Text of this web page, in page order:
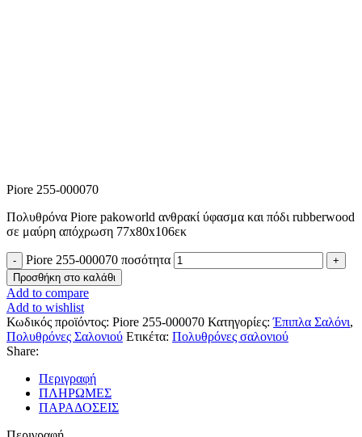
Piore 255-000070
Πολυθρόνα Piore pakoworld ανθρακί ύφασμα και πόδι rubberwood
σε μαύρη απόχρωση 77x80x106εκ
Piore 255-000070 ποσότητα
Προσθήκη στο καλάθι
Add to compare
Add to wishlist
Κωδικός προϊόντος: Piore 255-000070 Κατηγορίες: Έπιπλα Σαλόνι,
Πολυθρόνες Σαλονιού Ετικέτα: Πολυθρόνες σαλονιού
Share:
Περιγραφή
ΠΛΗΡΩΜΕΣ
ΠΑΡΑΔΟΣΕΙΣ